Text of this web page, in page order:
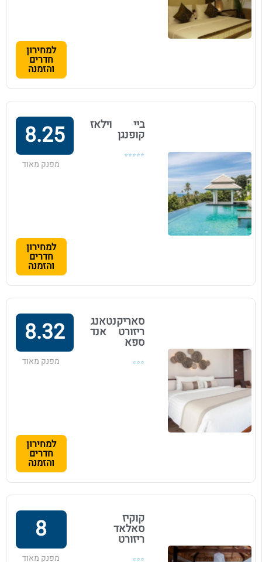
למחירון
חדרים
והזמנה
ביי וילאז
קופנגן
⭐⭐⭐⭐⭐
8.25
מפנק מאוד
למחירון
חדרים
והזמנה
סאריקנטאנג
ריזורט אנד
ספא
⭐⭐⭐
8.32
מפנק מאוד
למחירון
חדרים
והזמנה
קוקיז
סאלאד
ריזורט
⭐⭐⭐
8
מפנק מאוד